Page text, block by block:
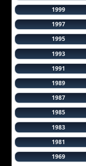
1999
1997
1995
1993
1991
1989
1987
1985
1983
1981
1969